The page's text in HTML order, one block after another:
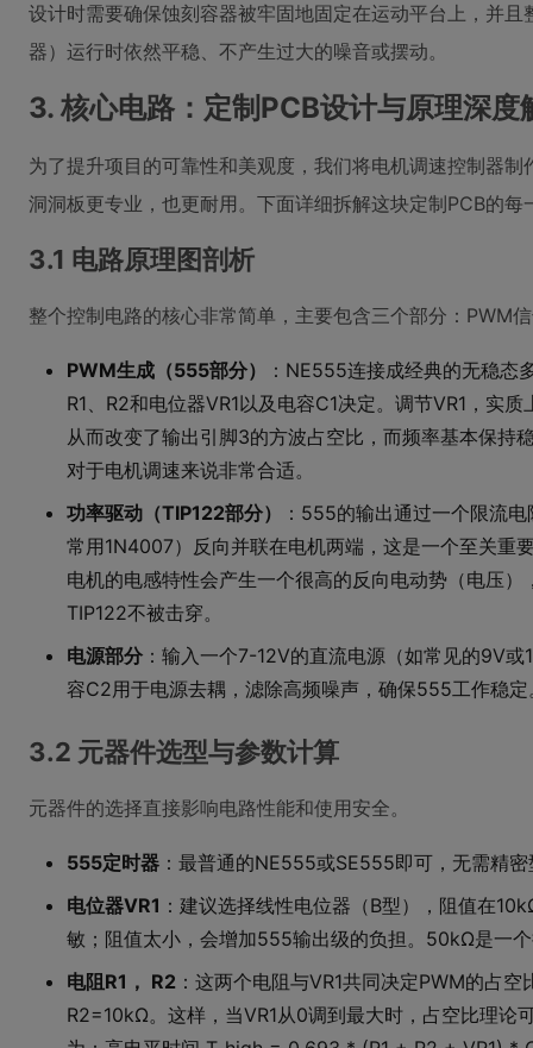
设计时需要确保蚀刻容器被牢固地固定在运动平台上，并
器）运行时依然平稳、不产生过大的噪音或摆动。
3. 核心电路：定制PCB设计与原理深度
为了提升项目的可靠性和美观度，我们将电机调速控制器
洞洞板更专业，也更耐用。下面详细拆解这块定制PCB的每
3.1 电路原理图剖析
整个控制电路的核心非常简单，主要包含三个部分：PWM
PWM生成（555部分）
：NE555连接成经典的无稳态
R1、R2和电位器VR1以及电容C1决定。调节VR1，实
从而改变了输出引脚3的方波占空比，而频率基本保持
对于电机调速来说非常合适。
功率驱动（TIP122部分）
：555的输出通过一个限流
常用1N4007）反向并联在电机两端，这是一个至关重
电机的电感特性会产生一个很高的反向电动势（电压
TIP122不被击穿。
电源部分 ：输入一个7-12V的直流电源（如常见的9V
容C2用于电源去耦，滤除高频噪声，确保555工作稳定
3.2 元器件选型与参数计算
元器件的选择直接影响电路性能和使用安全。
555定时器 ：最普通的NE555或SE555即可，无需精
电位器VR1 ：建议选择线性电位器（B型），阻值在
敏；阻值太小，会增加555输出级的负担。50kΩ是一
电阻R1， R2 ：这两个电阻与VR1共同决定PWM的占
R2=10kΩ。这样，当VR1从0调到最大时，占空比理论